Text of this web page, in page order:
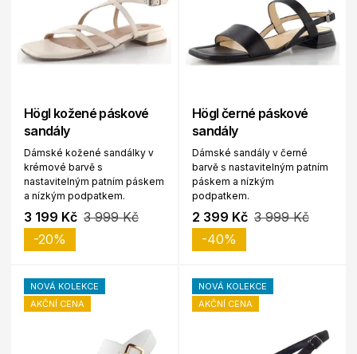
Högl kožené páskové
sandály
Dámské kožené sandálky v
krémové barvě s
nastavitelným patním páskem
a nízkým podpatkem.
3 199 Kč 3 999 Kč
-20%
Högl černé páskové
sandály
Dámské sandály v černé
barvě s nastavitelným patním
páskem a nízkým
podpatkem.
2 399 Kč 3 999 Kč
-40%
NOVÁ KOLEKCE
AKČNÍ CENA
NOVÁ KOLEKCE
AKČNÍ CENA